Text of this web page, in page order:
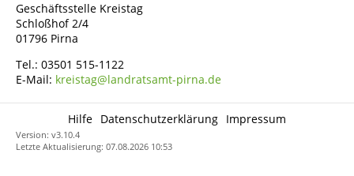
Geschäftsstelle Kreistag
Schloßhof 2/4
01796 Pirna
Tel.: 03501 515-1122
E-Mail: kreistag@landratsamt-pirna.de
Hilfe Datenschutzerklärung Impressum
Version: v3.10.4
Letzte Aktualisierung: 07.08.2026 10:53